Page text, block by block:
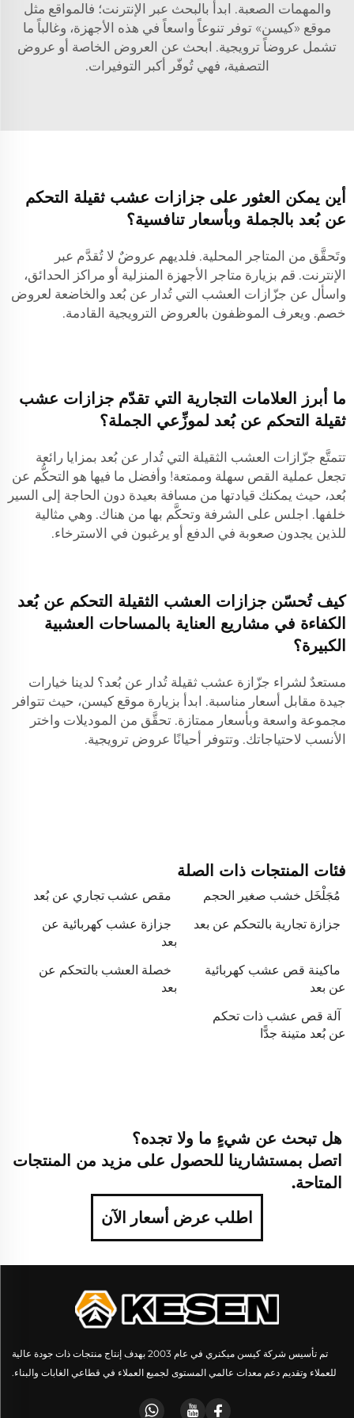
والمهمات الصعبة. ابدأ بالبحث عبر الإنترنت؛ فالمواقع مثل
موقع «كيسن» توفر تنوعاً واسعاً في هذه الأجهزة، وغالباً ما
تشمل عروضاً ترويجية. ابحث عن العروض الخاصة أو عروض
التصفية، فهي تُوفّر أكبر التوفيرات.
أين يمكن العثور على جزازات عشب ثقيلة التحكم
عن بُعد بالجملة وبأسعار تنافسية؟
وتَحقَّق من المتاجر المحلية. فلديهم عروضٌ لا تُقدَّم عبر
الإنترنت. قم بزيارة متاجر الأجهزة المنزلية أو مراكز الحدائق،
واسأل عن جزّازات العشب التي تُدار عن بُعد والخاضعة لعروض
خصم. ويعرف الموظفون بالعروض الترويجية القادمة.
ما أبرز العلامات التجارية التي تقدّم جزازات عشب
ثقيلة التحكم عن بُعد لموزِّعي الجملة؟
تتمتَّع جزّازات العشب الثقيلة التي تُدار عن بُعد بمزايا رائعة
تجعل عملية القص سهلة وممتعة! وأفضل ما فيها هو التحكُّم عن
بُعد، حيث يمكنك قيادتها من مسافة بعيدة دون الحاجة إلى السير
خلفها. اجلس على الشرفة وتحكَّم بها من هناك. وهي مثالية
للذين يجدون صعوبة في الدفع أو يرغبون في الاسترخاء.
كيف تُحسّن جزازات العشب الثقيلة التحكم عن بُعد
الكفاءة في مشاريع العناية بالمساحات العشبية
الكبيرة؟
مستعدٌ لشراء جزّازة عشب ثقيلة تُدار عن بُعد؟ لدينا خيارات
جيدة مقابل أسعار مناسبة. ابدأ بزيارة موقع كيسن، حيث تتوافر
مجموعة واسعة وبأسعار ممتازة. تحقَّق من الموديلات واختر
الأنسب لاحتياجاتك. وتتوفر أحيانًا عروض ترويجية.
فئات المنتجات ذات الصلة
مُجَلْخَل خشب صغير الحجم
مقص عشب تجاري عن بُعد
جزازة تجارية بالتحكم عن بعد
جزازة عشب كهربائية عن
بعد
ماكينة قص عشب كهربائية
عن بعد
خصلة العشب بالتحكم عن
بعد
آلة قص عشب ذات تحكم
عن بُعد متينة جدًّا
هل تبحث عن شيءٍ ما ولا تجده؟
اتصل بمستشارينا للحصول على مزيد من المنتجات
المتاحة.
اطلب عرض أسعار الآن
تم تأسيس شركة كيسن ميكنري في عام 2003 بهدف إنتاج منتجات ذات جودة عالية
للعملاء وتقديم دعم معدات عالمي المستوى لجميع العملاء في قطاعي الغابات والبناء.